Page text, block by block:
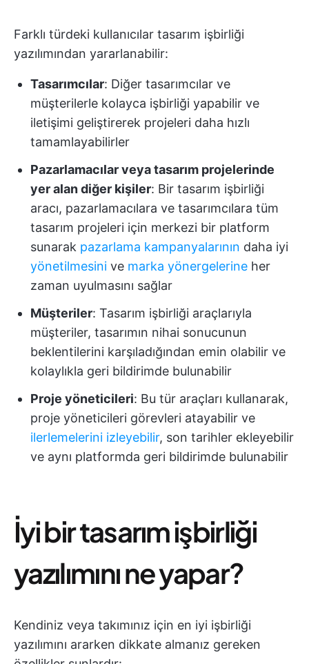
Farklı türdeki kullanıcılar tasarım işbirliği
yazılımından yararlanabilir:
Tasarımcılar: Diğer tasarımcılar ve
müşterilerle kolayca işbirliği yapabilir ve
iletişimi geliştirerek projeleri daha hızlı
tamamlayabilirler
Pazarlamacılar veya tasarım projelerinde
yer alan diğer kişiler: Bir tasarım işbirliği
aracı, pazarlamacılara ve tasarımcılara tüm
tasarım projeleri için merkezi bir platform
sunarak pazarlama kampanyalarının daha iyi
yönetilmesini ve marka yönergelerine her
zaman uyulmasını sağlar
Müşteriler: Tasarım işbirliği araçlarıyla
müşteriler, tasarımın nihai sonucunun
beklentilerini karşıladığından emin olabilir ve
kolaylıkla geri bildirimde bulunabilir
Proje yöneticileri: Bu tür araçları kullanarak,
proje yöneticileri görevleri atayabilir ve
ilerlemelerini izleyebilir, son tarihler ekleyebilir
ve aynı platformda geri bildirimde bulunabilir
İyi bir tasarım işbirliği
yazılımını ne yapar?
Kendiniz veya takımınız için en iyi işbirliği
yazılımını ararken dikkate almanız gereken